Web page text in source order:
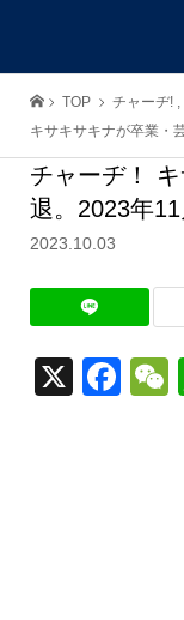
TOP チャーヂ! ,
キサキサキナが卒業・
チャーヂ！
退。2023年
2023.10.03
X